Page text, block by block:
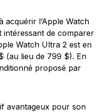
l’Apple Watch
intéressant de comparer
Watch Ultra 2 est en
(au lieu de 799 $). En
proposé par
avantageux pour son